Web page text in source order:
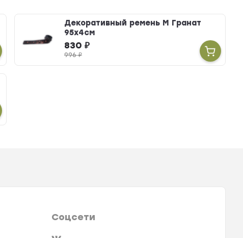
Декоративный ремень М Гранат
95х4см
830 ₽
996₽
Соцсети